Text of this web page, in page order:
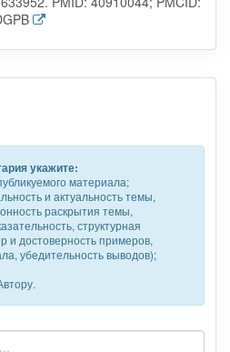
укажите:
материала;
и актуальность темы,
раскрытия темы,
структурная
и достоверность примеров,
убедительность выводов);